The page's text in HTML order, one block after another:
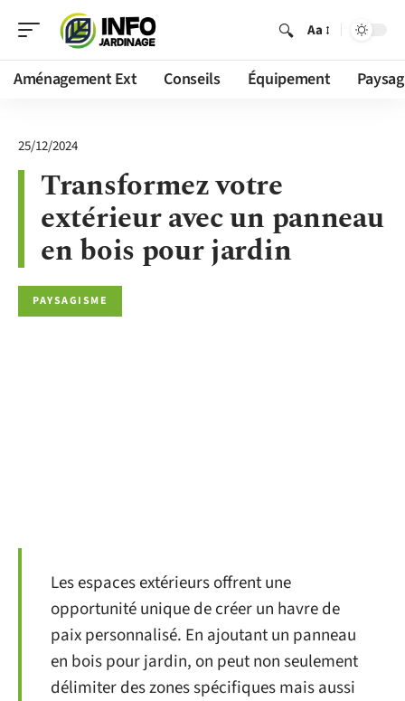
Aa
Aménagement Ext Conseils Équipement
25/12/2024
Transformez votre
extérieur avec un panneau
en bois pour jardin
PAYSAGISME
Les espaces extérieurs offrent une
opportunité unique de créer un havre de
paix personnalisé. En ajoutant un panneau
en bois pour jardin, on peut non seulement
délimiter des zones spécifiques mais aussi